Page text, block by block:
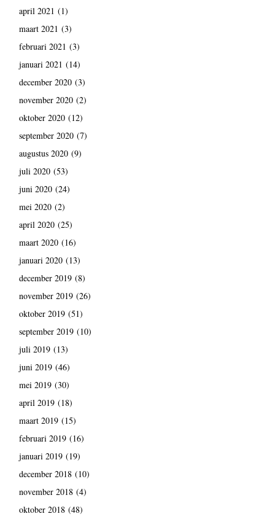
april 2021 (1)
maart 2021 (3)
februari 2021 (3)
januari 2021 (14)
december 2020(3)
november 2020(2)
oktober 2020(12)
september 2020(7)
augustus 2020(9)
juli 2020(53)
juni 2020(24)
mei 2020(2)
april 2020(25)
maart 2020(16)
januari 2020(13)
december 2019(8)
november 2019(26)
oktober 2019(51)
september 2019(10)
juli 2019(13)
juni 2019(46)
mei 2019(30)
april 2019(18)
maart 2019(15)
februari 2019(16)
januari 2019(19)
december 2018(10)
november 2018(4)
oktober 2018(48)